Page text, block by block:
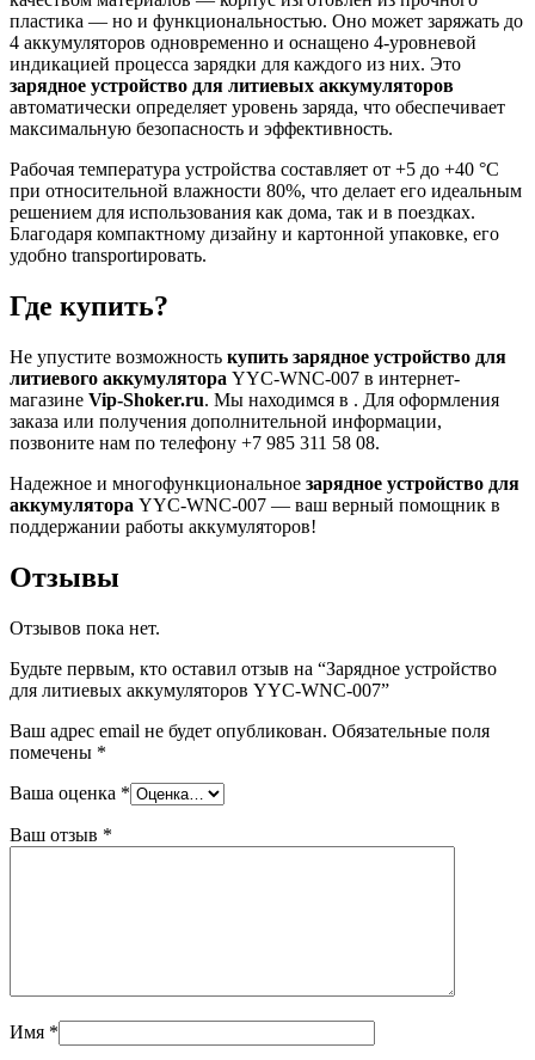
пластика — но и функциональностью. Оно может заряжать до
4 аккумуляторов одновременно и оснащено 4-уровневой
индикацией процесса зарядки для каждого из них. Это
зарядное устройство для литиевых аккумуляторов
автоматически определяет уровень заряда, что обеспечивает
максимальную безопасность и эффективность.
Рабочая температура устройства составляет от +5 до +40 °C
при относительной влажности 80%, что делает его идеальным
решением для использования как дома, так и в поездках.
Благодаря компактному дизайну и картонной упаковке, его
удобно transportировать.
Где купить?
Не упустите возможность купить зарядное устройство для
литиевого аккумулятора YYC-WNC-007 в интернет-
магазине Vip-Shoker.ru. Мы находимся в . Для оформления
заказа или получения дополнительной информации,
позвоните нам по телефону +7 985 311 58 08.
Надежное и многофункциональное зарядное устройство для
аккумулятора YYC-WNC-007 — ваш верный помощник в
поддержании работы аккумуляторов!
Отзывы
Отзывов пока нет.
Будьте первым, кто оставил отзыв на “Зарядное устройство
для литиевых аккумуляторов YYC-WNC-007”
Ваш адрес email не будет опубликован. Обязательные поля
помечены *
Ваша оценка *
Ваш отзыв *
Имя *